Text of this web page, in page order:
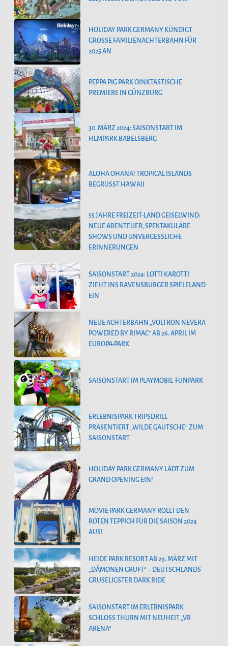
HOLIDAY PARK GERMANY KÜNDIGT
GROSSE FAMILIENACHTERBAHN FÜR 2
025 AN
PEPPA PIG PARK OINKTASTISCHE
PREMIERE IN GÜNZBURG
30. MÄRZ 2024: SAISONSTART IM
FILMPARK BABELSBERG
ALOHA OHANA! TROPICAL ISLANDS
BEGRÜSST HAWAII
55 JAHRE FREIZEIT-LAND GEISELWIND:
NEUE ABENTEUER, SPEKTAKULÄRE
SHOWS UND UNVERGESSLICHE
ERINNERUNGEN
SAISONSTART 2024: LOTTI KAROTTI
ZIEHT INS RAVENSBURGER SPIELELAND
EIN
NEUE ACHTERBAHN „VOLTRON NEVERA
POWERED BY RIMAC“ AB 26. APRIL IM
EUROPA-PARK
SAISONSTART IM PLAYMOBIL-FUNPARK
ERLEBNISPARK TRIPSDRILL
PRÄSENTIERT „WILDE GAUTSCHE“ ZUM
SAISONSTART
HOLIDAY PARK GERMANY LÄDT ZUM
GRAND OPENING EIN!
MOVIE PARK GERMANY ROLLT DEN
ROTEN TEPPICH FÜR DIE SAISON 2024
AUS!
HEIDE PARK RESORT AB 29. MÄRZ MIT
„DÄMONEN GRUFT“ – DEUTSCHLANDS
GRUSELIGSTER DARK RIDE
SAISONSTART IM ERLEBNISPARK
SCHLOSS THURN MIT NEUHEIT „VR
ARENA“